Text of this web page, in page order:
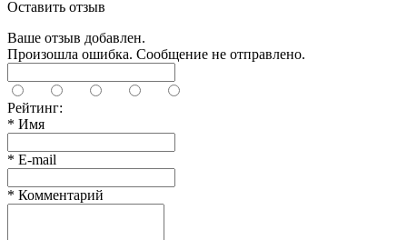
Оставить отзыв
Ваше отзыв добавлен.
Произошла ошибка. Сообщение не отправлено.
Рейтинг:
* Имя
* E-mail
* Комментарий